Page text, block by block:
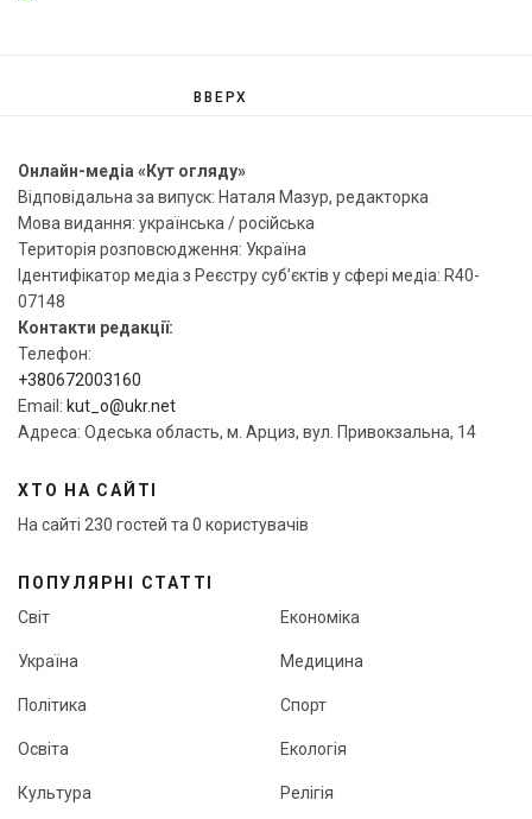
ВВЕРХ
Онлайн-медіа «Кут огляду»
Відповідальна за випуск: Наталя Мазур, редакторка
Мова видання: українська / російська
Територія розповсюдження: Україна
Ідентифікатор медіа з Реєстру суб’єктів у сфері медіа: R40-
07148
Контакти редакції:
Телефон:
+380672003160
Email: kut_o@ukr.net
Адреса: Одеська область, м. Арциз, вул. Привокзальна, 14
ХТО НА САЙТІ
На сайті 230 гостей та 0 користувачів
ПОПУЛЯРНІ СТАТТІ
Світ
Україна
Політика
Освіта
Культура
Економіка
Медицина
Спорт
Екологія
Релігія